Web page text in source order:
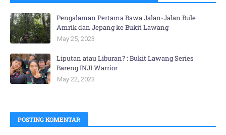
Pengalaman Pertama Bawa Jalan-Jalan Bule
Amrik dan Jepang ke Bukit Lawang
May 25, 2023
Liputan atau Liburan? : Bukit Lawang Series
Bareng INJI Warrior
May 22, 2023
POSTING KOMENTAR